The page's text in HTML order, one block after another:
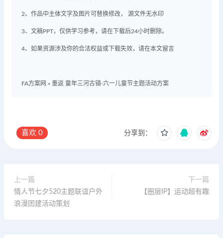
2、作品中主体文字及图片可替换修改， 源文件无水印
3、文稿PPT，仅供学习参考，请在下载后24小时删除。
4、如果资源涉及你的合法权益或下载失效，请在本文留言
FA方案网 » 重返 童年三河古镇-六一儿童节主题活动方案
喜欢 0 分享到：
上一篇
情人节七夕520主题联谊户外
浪漫团建活动策划
下一篇
【圈层IP】运动超有趣